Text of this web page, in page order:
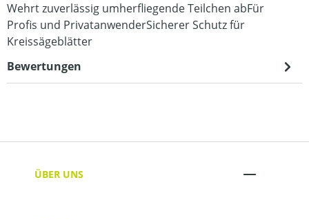
Wehrt zuverlässig umherfliegende Teilchen abFür
Profis und PrivatanwenderSicherer Schutz für
Kreissägeblätter
Bewertungen
ÜBER UNS